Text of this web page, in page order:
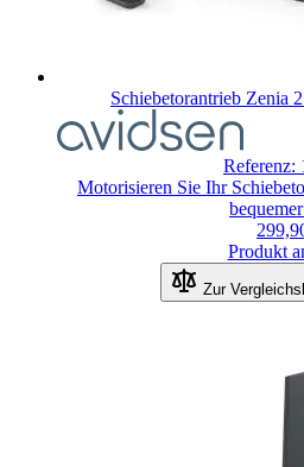
Schiebetorantrieb Zenia
Referenz:
Motorisieren Sie Ihr
Produkt
Zur